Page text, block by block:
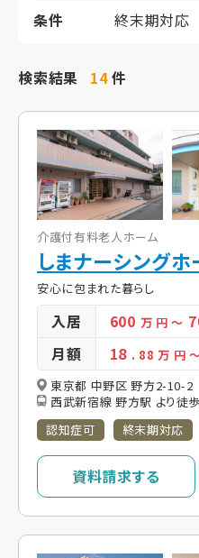
条件 終末期対応
検索結果 14件
介護付有料老人ホーム
しまナーシング
安心に包まれた暮らし
入居 600 万 円～
月額 18 . 88万 円
東京都 中野区 野方2-10-2
西武新宿線 野方駅 より徒
認知症可
終末期対応
資料請求する